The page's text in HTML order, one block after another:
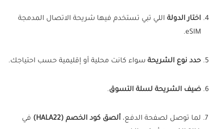
اختار الدولة اللي تبي تستخدم فيها شريحة الاتصال المدمجة
eSIM.
حدد نوع الشريحة سواء كانت محلية أو إقليمية حسب احتياجك.
ضيف الشريحة لسلة التسوق.
لما توصل لصفحة الدفع، ألصق كود الخصم (HALA22)
في